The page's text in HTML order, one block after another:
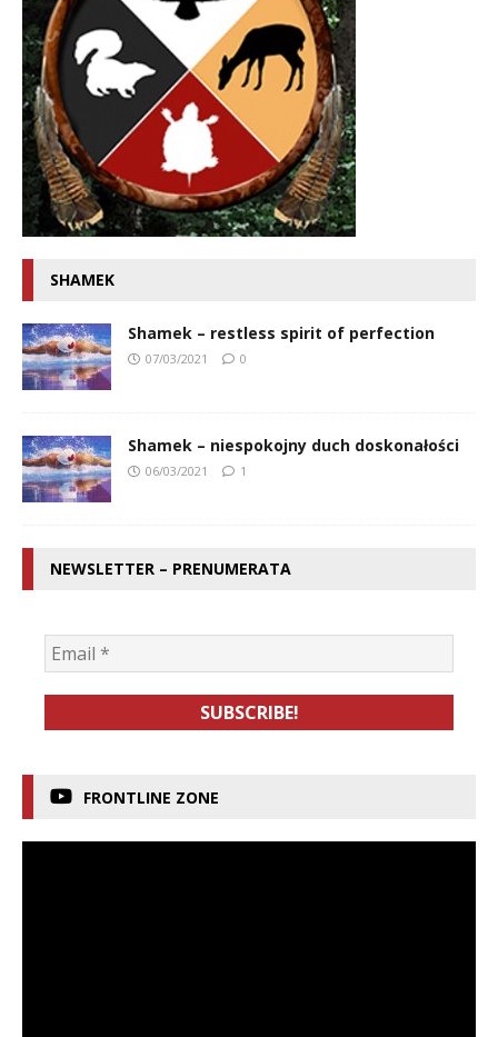
SHAMEK
Shamek – restless spirit of perfection
07/03/2021 0
Shamek – niespokojny duch doskonałości
06/03/2021 1
NEWSLETTER – PRENUMERATA
FRONTLINE ZONE